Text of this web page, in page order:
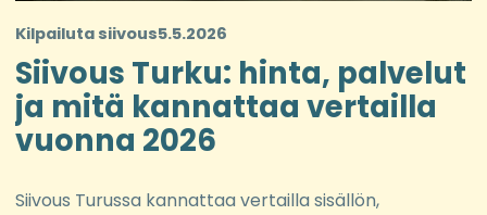
Kilpailuta siivous5.5.2026
Siivous Turku: hinta, palvelut
ja mitä kannattaa vertailla
vuonna 2026
Siivous Turussa kannattaa vertailla sisällön,